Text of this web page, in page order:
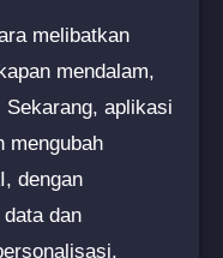
melibatkan
mendalam,
aplikasi
mengubah
dengan
dan